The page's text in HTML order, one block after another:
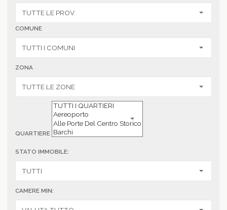
COMUNE
ZONA
QUARTIERE
STATO IMMOBILE:
CAMERE MIN: